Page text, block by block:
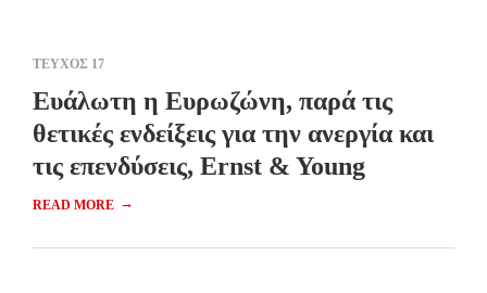
ΤΕΥΧΟΣ 17
Ευάλωτη η Ευρωζώνη, παρά τις
θετικές ενδείξεις για την ανεργία και
τις επενδύσεις, Ernst & Young
READ MORE →